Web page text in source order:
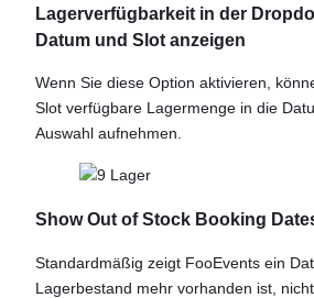
Lagerverfügbarkeit in der
Datum und Slot anzeigen
Wenn Sie diese Option aktivieren,
Slot verfügbare Lagermenge in die
Auswahl aufnehmen.
Show Out of Stock Booking
Standardmäßig zeigt FooEvents ein
Lagerbestand mehr vorhanden ist,